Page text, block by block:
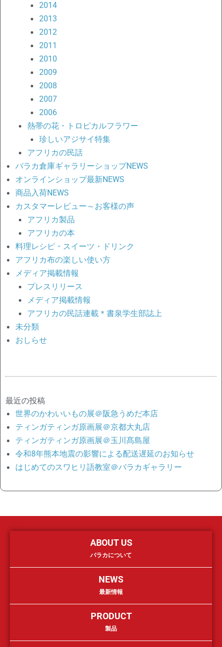
2014
2013
2012
2011
2010
2009
2008
2007
2006
熱帯の花・トロピカルフラワー
珍しいアジサイ特集
アフリカの民話
バラカ倉庫ギャラリーショップNEWS
オンラインショップ最新NEWS
商品入荷NEWS
カスタマーレビュー～お客様の声
アフリカ製品
アフリカの本
料理レシピ・スイーツ・ドリンク
アフリカ布の楽しい使い方
メディア掲載情報
プレスリリース
メディア掲載情報
アフリカの民話連載＊書泉学生部誌上
未分類
おしらせ
最近の投稿
世界のかわいいもの展＠阪急うめだ本店
ティンガティンガ原画展＠京都大丸店
ティンガティンガ原画展＠玉川髙島屋
令和8年熊本地震の影響による配送遅延のお知らせ
はじめてのスワヒリ語教室＠バラカギャラリー
ABOUT US
バラカについて
NEWS
最新情報
PRODUCT
製品